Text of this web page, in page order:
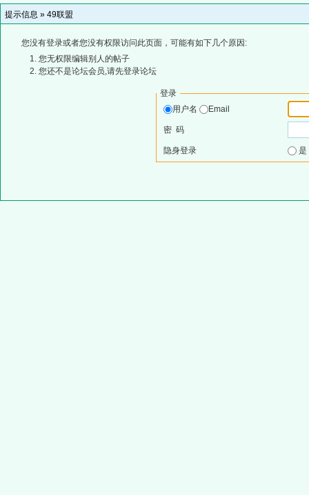
提示信息 » 49联盟
您没有登录或者您没有权限访问此页面，可能有如下几个原因:
您无权限编辑别人的帖子
您还不是论坛会员,请先登录论坛
登录
用户名
Email
密 码
隐身登录